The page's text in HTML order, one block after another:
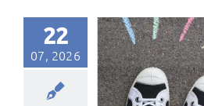
22
07, 2026